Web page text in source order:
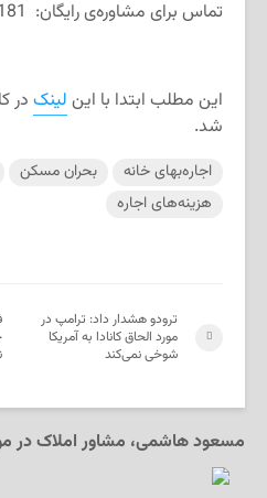
تماس برای مشاوره‌‌ی رایگان: 5146906181
این مطلب ابتدا با این لینک در
شد.
اجاره‌بهای خانه بحران مسکن
هزینه‌های اجاره
ترودو هشدار داد: ترامپ در
مورد الحاق کانادا به آمریکا
شوخی نمی‌کند
مسعود هاشمی، مشاور املاک در